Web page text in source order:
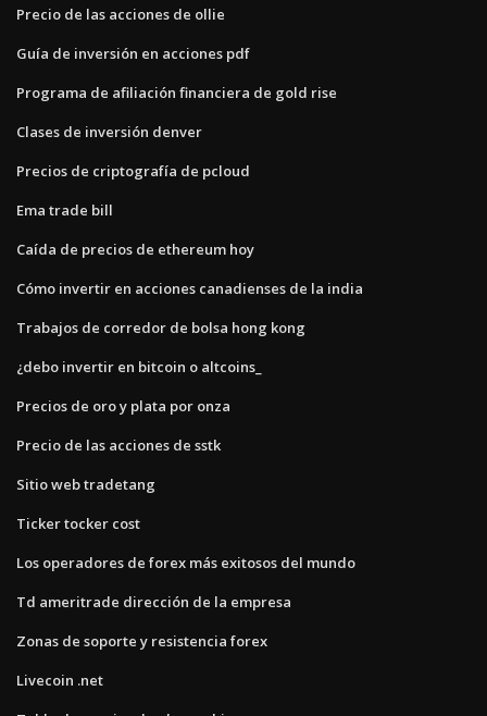
Precio de las acciones de ollie
Guía de inversión en acciones pdf
Programa de afiliación financiera de gold rise
Clases de inversión denver
Precios de criptografía de pcloud
Ema trade bill
Caída de precios de ethereum hoy
Cómo invertir en acciones canadienses de la india
Trabajos de corredor de bolsa hong kong
¿debo invertir en bitcoin o altcoins_
Precios de oro y plata por onza
Precio de las acciones de sstk
Sitio web tradetang
Ticker tocker cost
Los operadores de forex más exitosos del mundo
Td ameritrade dirección de la empresa
Zonas de soporte y resistencia forex
Livecoin .net